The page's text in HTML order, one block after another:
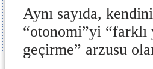
Aynı sayıda,
“otonomi”yi
geçirme” arzusu